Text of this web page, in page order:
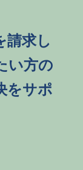
請求し
い方の
をサポ